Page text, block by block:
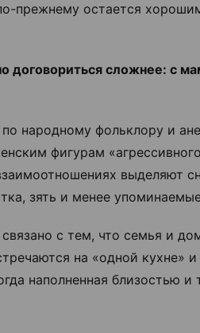
прежнему остается
договориться сложнее: с
народному фольклору и
фигурам
выделяют
зять и менее
с тем, что семья и
на «одной кухне»
наполненная близостью